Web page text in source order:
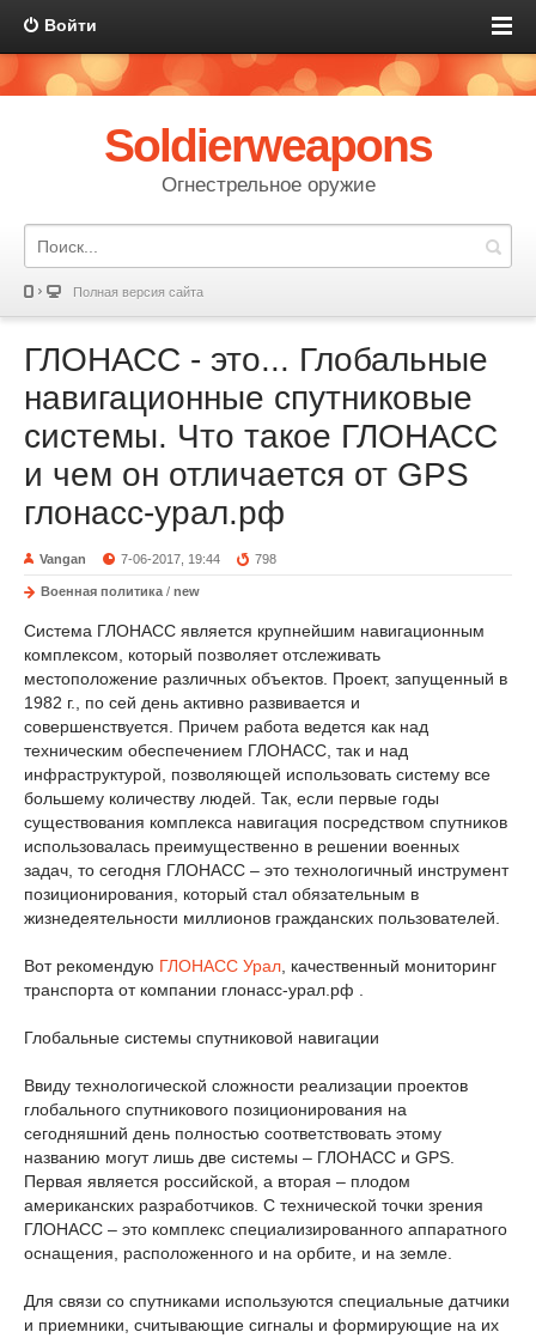
Войти
Soldierweapons
Огнестрельное оружие
Полная версия сайта
ГЛОНАСС - это... Глобальные
навигационные спутниковые
системы. Что такое ГЛОНАСС
и чем он отличается от GPS
глонасс-урал.рф
Vangan 7-06-2017, 19:44 798
Военная политика / new
Система ГЛОНАСС является крупнейшим навигационным
комплексом, который позволяет отслеживать
местоположение различных объектов. Проект, запущенный в
1982 г., по сей день активно развивается и
совершенствуется. Причем работа ведется как над
техническим обеспечением ГЛОНАСС, так и над
инфраструктурой, позволяющей использовать систему все
большему количеству людей. Так, если первые годы
существования комплекса навигация посредством спутников
использовалась преимущественно в решении военных
задач, то сегодня ГЛОНАСС – это технологичный инструмент
позиционирования, который стал обязательным в
жизнедеятельности миллионов гражданских пользователей.
Вот рекомендую ГЛОНАСС Урал , качественный мониторинг
транспорта от компании глонасс-урал.рф .
Глобальные системы спутниковой навигации
Ввиду технологической сложности реализации проектов
глобального спутникового позиционирования на
сегодняшний день полностью соответствовать этому
названию могут лишь две системы – ГЛОНАСС и GPS.
Первая является российской, а вторая – плодом
американских разработчиков. С технической точки зрения
ГЛОНАСС – это комплекс специализированного аппаратного
оснащения, расположенного и на орбите, и на земле.
Для связи со спутниками используются специальные датчики
и приемники, считывающие сигналы и формирующие на их